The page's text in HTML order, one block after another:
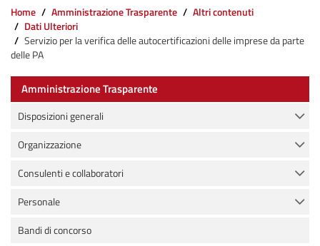
Home Amministrazione Trasparente
Altri contenuti
Dati Ulteriori
Servizio per la verifica delle autocertificazioni delle imprese da parte
delle PA
Amministrazione Trasparente
Disposizioni generali
Organizzazione
Consulenti e collaboratori
Personale
Bandi di concorso